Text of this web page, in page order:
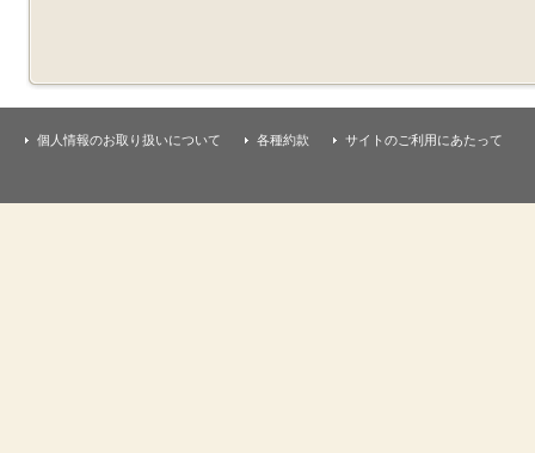
個人情報のお取り扱いについて 各種約款 サイトのご利用にあたって